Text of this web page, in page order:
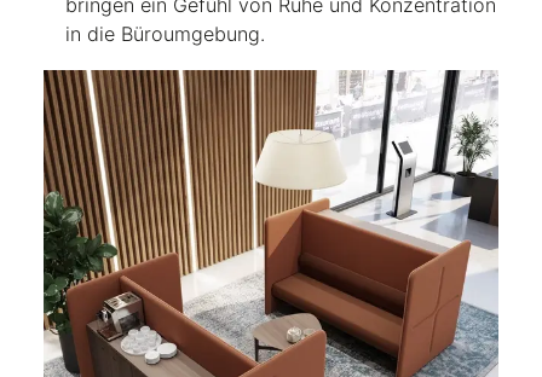
bringen ein Gefühl von Ruhe und Konzentration
in die Büroumgebung.